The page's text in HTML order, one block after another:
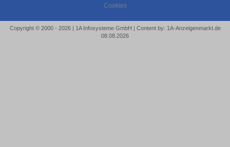
Cookies
Copyright © 2000 - 2026 | 1A Infosysteme GmbH | Content by: 1A-Anzeigenmarkt.de
08.08.2026